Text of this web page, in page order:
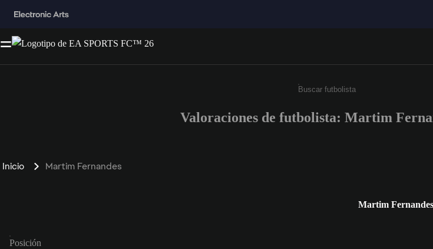
Escribe un mínimo de 3
Valoraciones de futbolista: Martim
Inicio Martim Fernandes
Martim Fernandes
Posición